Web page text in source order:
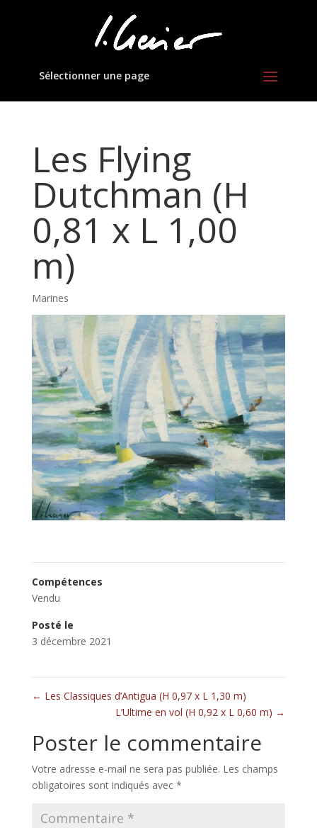
Sélectionner une page
Les Flying
Dutchman (H
0,81 x L 1,00
m)
Marines
Compétences
Vendu
Posté le
3 décembre 2021
← Les Classiques d’Antigua (H 0,97 x L 1,30 m)
L’Ultime en vol (H 0,92 x L 0,60 m) →
Poster le commentaire
Votre adresse e-mail ne sera pas publiée. Les champs
obligatoires sont indiqués avec *